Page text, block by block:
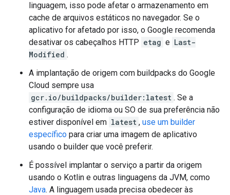
linguagem, isso pode afetar o armazenamento em
cache de arquivos estáticos no navegador. Se o
aplicativo for afetado por isso, o Google recomenda
desativar os cabeçalhos HTTP etag e Last-
Modified .
A implantação de origem com buildpacks do Google
Cloud sempre usa
gcr.io/buildpacks/builder:latest . Se a
configuração de idioma ou SO de sua preferência não
estiver disponível em latest , use um builder
específico para criar uma imagem de aplicativo
usando o builder que você preferir.
É possível implantar o serviço a partir da origem
usando o Kotlin e outras linguagens da JVM, como
Java. A linguagem usada precisa obedecer às